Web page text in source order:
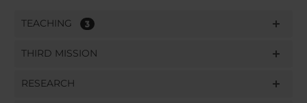
TEACHING 3
THIRD MISSION
RESEARCH